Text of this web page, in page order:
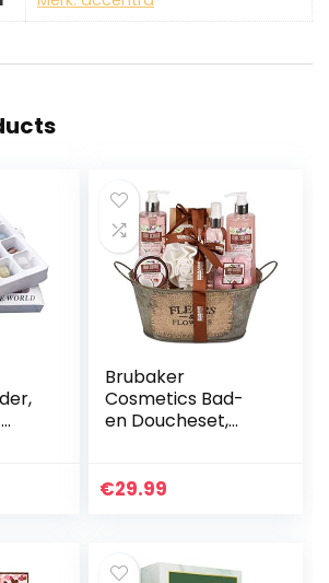
Brubaker
Cosmetics Bad-
en Doucheset,
delige Cadeauset
€29.99